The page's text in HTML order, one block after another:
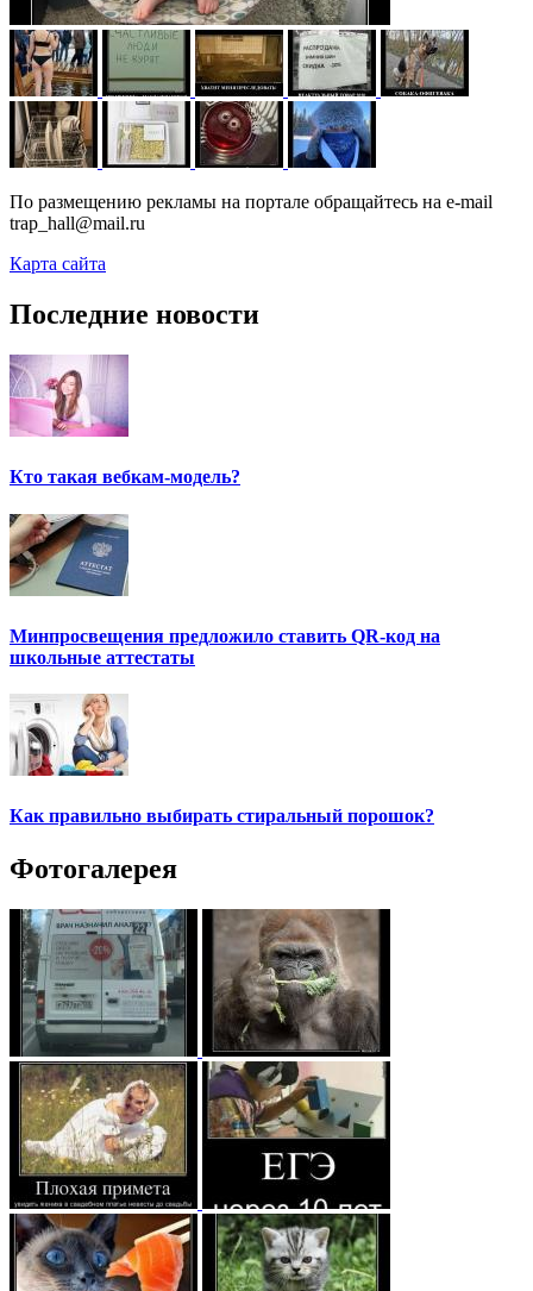
По размещению рекламы на портале обращайтесь на e-mail
trap_hall@mail.ru
Карта сайта
Последние новости
Кто такая вебкам-модель?
Минпросвещения предложило ставить QR-код на
школьные аттестаты
Как правильно выбирать стиральный порошок?
Фотогалерея